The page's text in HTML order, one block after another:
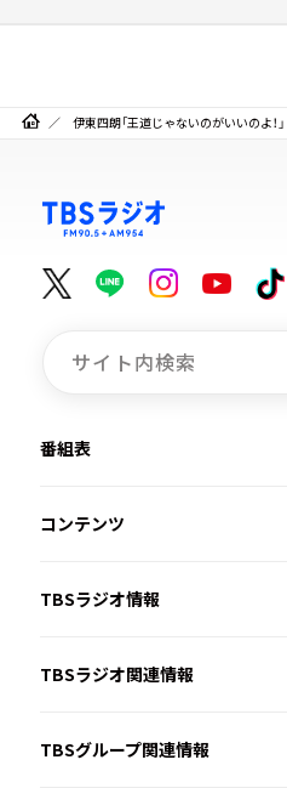
伊東四朗「王道じゃないのがいいのよ！」
番組表
コンテンツ
TBSラジオ情報
TBSラジオ関連情報
TBSグループ関連情報